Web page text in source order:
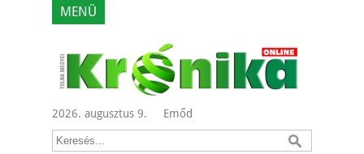
MENÜ
2026. augusztus 9. Emőd